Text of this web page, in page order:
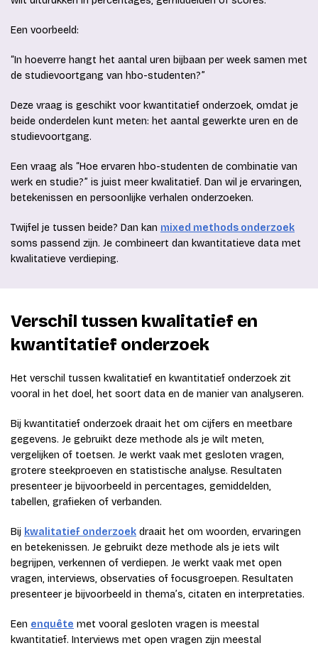
Een voorbeeld:
“In hoeverre hangt het aantal uren bijbaan per week samen met
de studievoortgang van hbo-studenten?”
Deze vraag is geschikt voor kwantitatief onderzoek, omdat je
beide onderdelen kunt meten: het aantal gewerkte uren en de
studievoortgang.
Een vraag als “Hoe ervaren hbo-studenten de combinatie van
werk en studie?” is juist meer kwalitatief. Dan wil je ervaringen,
betekenissen en persoonlijke verhalen onderzoeken.
Twijfel je tussen beide? Dan kan mixed methods onderzoek
soms passend zijn. Je combineert dan kwantitatieve data met
kwalitatieve verdieping.
Verschil tussen kwalitatief en
kwantitatief onderzoek
Het verschil tussen kwalitatief en kwantitatief onderzoek zit
vooral in het doel, het soort data en de manier van analyseren.
Bij kwantitatief onderzoek draait het om cijfers en meetbare
gegevens. Je gebruikt deze methode als je wilt meten,
vergelijken of toetsen. Je werkt vaak met gesloten vragen,
grotere steekproeven en statistische analyse. Resultaten
presenteer je bijvoorbeeld in percentages, gemiddelden,
tabellen, grafieken of verbanden.
Bij kwalitatief onderzoek draait het om woorden, ervaringen
en betekenissen. Je gebruikt deze methode als je iets wilt
begrijpen, verkennen of verdiepen. Je werkt vaak met open
vragen, interviews, observaties of focusgroepen. Resultaten
presenteer je bijvoorbeeld in thema’s, citaten en interpretaties.
Een enquête met vooral gesloten vragen is meestal
kwantitatief. Interviews met open vragen zijn meestal